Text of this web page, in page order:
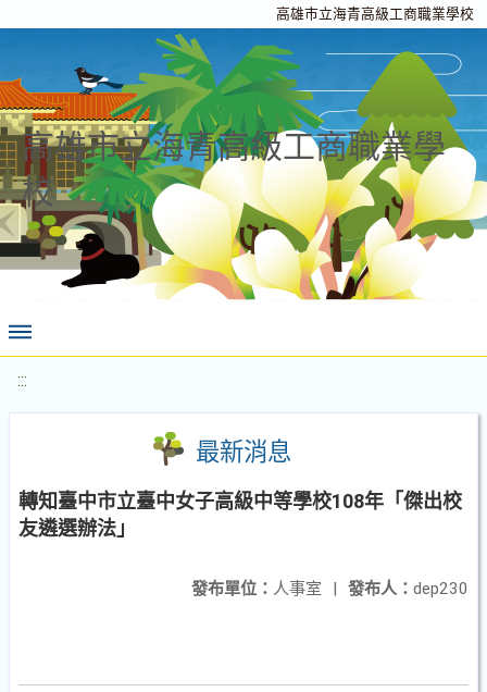
高雄市立海青高級工商職業學校
高雄市立海青高級工商職業學
校
:::
最新消息
轉知臺中市立臺中女子高級中等學校108年「傑出校
友遴選辦法」
發布人： dep230
發布單位： 人事室 |